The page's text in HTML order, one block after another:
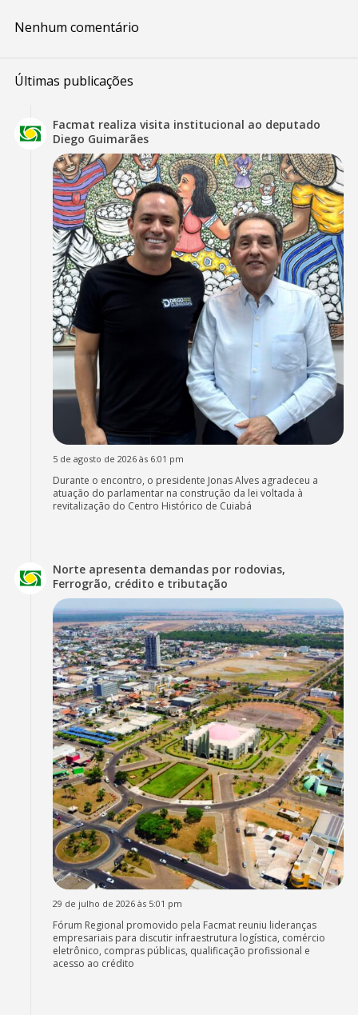
Nenhum comentário
Últimas publicações
Facmat realiza visita institucional ao deputado
Diego Guimarães
5 de agosto de 2026 às 6:01 pm
Durante o encontro, o presidente Jonas Alves agradeceu a
atuação do parlamentar na construção da lei voltada à
revitalização do Centro Histórico de Cuiabá
Norte apresenta demandas por rodovias,
Ferrogrão, crédito e tributação
29 de julho de 2026 às 5:01 pm
Fórum Regional promovido pela Facmat reuniu lideranças
empresariais para discutir infraestrutura logística, comércio
eletrônico, compras públicas, qualificação profissional e
acesso ao crédito